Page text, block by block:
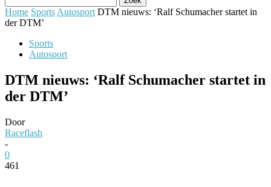
Home Sports Autosport DTM nieuws: ‘Ralf Schumacher startet in
der DTM’
Sports
Autosport
DTM nieuws: ‘Ralf Schumacher startet in
der DTM’
Door
Raceflash
-
0
461